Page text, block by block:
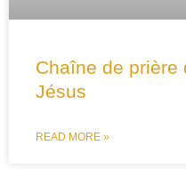
Chaîne de prière
Jésus
READ MORE »